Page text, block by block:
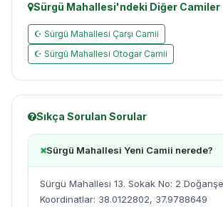
Sürgü Mahallesi'ndeki Diğer Camiler
☪ Sürgü Mahallesi Çarşı Camii
☪ Sürgü Mahallesi Otogar Camii
Sıkça Sorulan Sorular
Sürgü Mahallesi Yeni Camii nerede?
Sürgü Mahallesi 13. Sokak No: 2
Koordinatlar: 38.0122802, 37.9788649